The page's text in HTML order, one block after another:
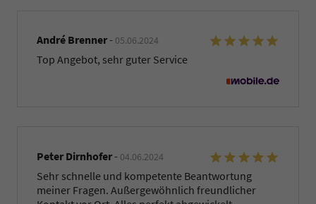
André Brenner- 05.06.2024
Top Angebot, sehr guter Service
Peter Dirnhofer- 04.06.2024
Sehr schnelle und kompetente Beantwortung
meiner Fragen. Außergewöhnlich freundlicher